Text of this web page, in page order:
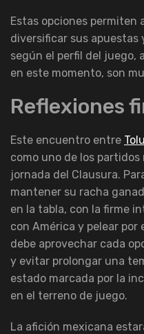
Estas opciones permiten
diversificar sus
según el perfil del juego,
en este momento, son
Reflexiones
Este encuentro entre
como uno de los
jornada del Clausura.
mantener su racha
en la tabla, con la firme
con América y pelear
debe aprovechar cada
y evitar prolongar una
estado marcada por la
en el terreno de juego.
La afición mexicana